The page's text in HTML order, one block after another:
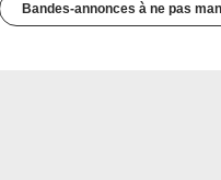
Bandes-annonces à ne pas